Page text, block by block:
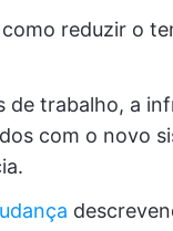
reduzir o
de trabalho, a
com o novo